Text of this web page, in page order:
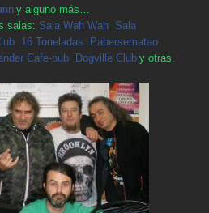
y alguno más…
salas: Sala Wah Wah Sala
16 Toneladas
Pabersematao
Cafe-pub Dogville Club y otras.